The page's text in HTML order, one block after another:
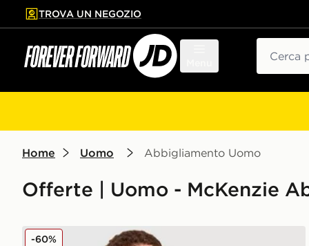
contenuto principale
a fondo pagina
TROVA UN NEGOZIO
Home Uomo Abbigliamento Uomo
Offerte | Uomo - McKenzie
McKenzie Maglia Harley
-60%